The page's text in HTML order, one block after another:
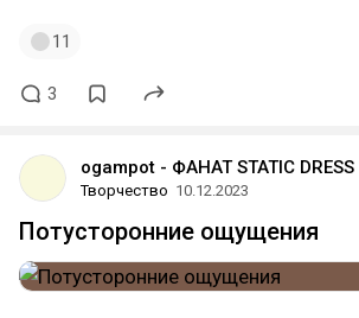
11
3
ogampot - ФАНАТ STATIC DRESS
Творчество 10.12.2023
Потусторонние ощущения